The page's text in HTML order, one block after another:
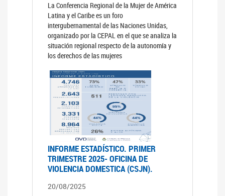
La Conferencia Regional de la Mujer de América
Latina y el Caribe es un foro
intergubernamental de las Naciones Unidas,
organizado por la CEPAL en el que se analiza la
situación regional respecto de la autonomía y
los derechos de las mujeres
INFORME ESTADÍSTICO. PRIMER
TRIMESTRE 2025- OFICINA DE
VIOLENCIA DOMESTICA (CSJN).
20/08/2025